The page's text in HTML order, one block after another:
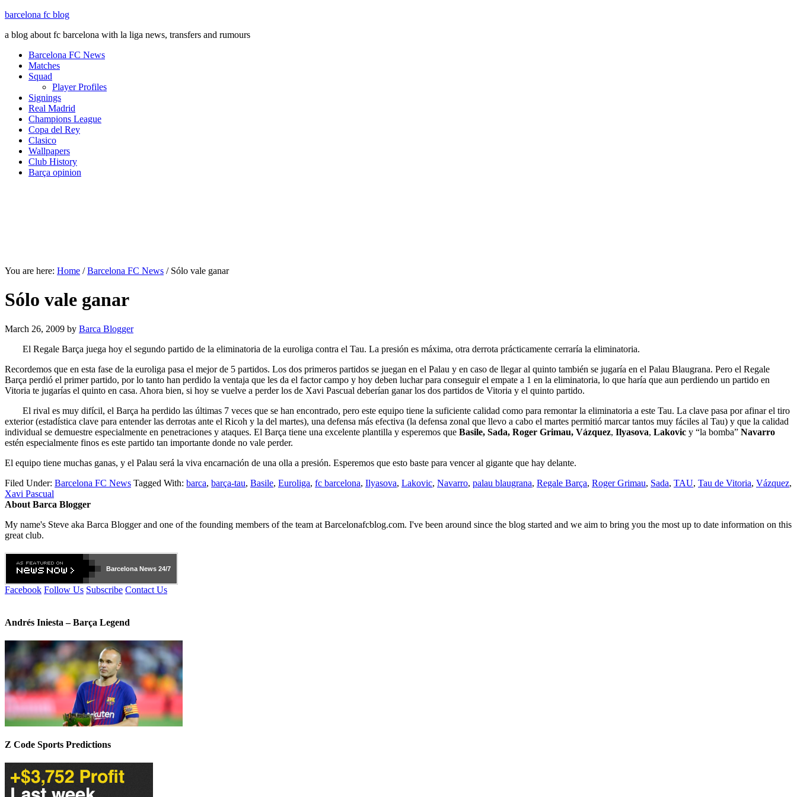
barcelona fc blog
a blog about fc barcelona with la liga news, transfers and rumours
Barcelona FC News
Matches
Squad
Player Profiles
Signings
Real Madrid
Champions League
Copa del Rey
Clasico
Wallpapers
Club History
Barça opinion
You are here: Home / Barcelona FC News /Sólo vale ganar
Sólo vale ganar
March 26, 2009 by Barca Blogger
El Regale Barça juega hoy el segundo partido de la eliminatoria de la euroliga contra el Tau. La presión es máxima, otra derrota prácticamente cerraría la eliminatoria.
Recordemos que en esta fase de la euroliga pasa el mejor de 5 partidos. Los dos primeros partidos se juegan en el Palau y en caso de llegar al quinto también se jugaría en el Palau Blaugrana. Pero el Regale
Barça perdió el primer partido, por lo tanto han perdido la ventaja que les da el factor campo y hoy deben luchar para conseguir el empate a 1 en la eliminatoria, lo que haría que aun perdiendo un partido en
Vitoria te jugarías el quinto en casa. Ahora bien, si hoy se vuelve a perder los de Xavi Pascual deberían ganar los dos partidos de Vitoria y el quinto partido.
El rival es muy difícil, el Barça ha perdido las últimas 7 veces que se han encontrado, pero este equipo tiene la suficiente calidad como para remontar la eliminatoria a este Tau. La clave pasa por afinar el tiro
exterior (estadística clave para entender las derrotas ante el Ricoh y la del martes), una defensa más efectiva (la defensa zonal que llevo a cabo el martes permitió marcar tantos muy fáciles al Tau) y que la calidad
individual se demuestre especialmente en penetraciones y ataques. El Barça tiene una excelente plantilla y esperemos que Basile, Sada, Roger Grimau, Vázquez, Ilyasova, Lakovic y “la bomba” Navarro
estén especialmente finos es este partido tan importante donde no vale perder.
El equipo tiene muchas ganas, y el Palau será la viva encarnación de una olla a presión. Esperemos que esto baste para vencer al gigante que hay delante.
Filed Under: Barcelona FC News Tagged With: barca, barça-tau, Basile, Euroliga, fc barcelona, Ilyasova, Lakovic, Navarro, palau blaugrana, Regale Barça, Roger Grimau, Sada, TAU, Tau de Vitoria, Vázquez,
Xavi Pascual
About Barca Blogger
My name's Steve aka Barca Blogger and one of the founding members of the team at Barcelonafcblog.com. I've been around since the blog started and we aim to bring you the most up to date information on this
great club.
Barcelona News 24/7
Facebook Follow Us Subscribe Contact Us
Andrés Iniesta – Barça Legend
Z Code Sports Predictions